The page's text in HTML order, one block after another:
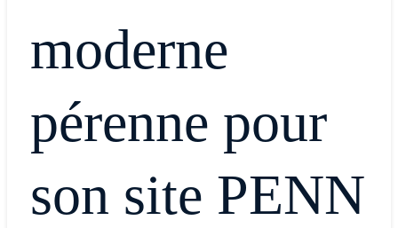
moderne
pérenne pour
son site PENN